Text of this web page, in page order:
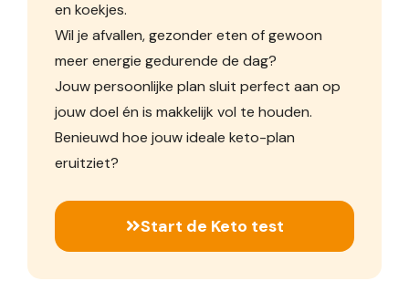
en koekjes.
Wil je afvallen, gezonder eten of gewoon
meer energie gedurende de dag?
Jouw persoonlijke plan sluit perfect aan op
jouw doel én is makkelijk vol te houden.
Benieuwd hoe jouw ideale keto-plan
eruitziet?
Start de Keto test